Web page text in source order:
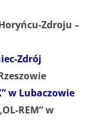
Zdroju –
Zdrój
w Lubaczowie
REM” w